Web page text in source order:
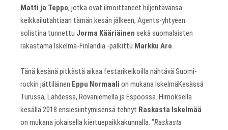
Matti ja Teppo, jotka ovat ilmoittaneet hiljentävänsä
keikkailutahtiaan tämän kesän jälkeen, Agents-yhtyeen
solistina tunnettu Jorma Kääriäinen sekä suomalaisten
rakastama Iskelmä-Finlandia -palkittu Markku Aro.
Tänä kesänä pitkästä aikaa festarikeikoilla nähtävä Suomi-
rockin jättiläinen Eppu Normaali on mukana IskelmäKesässä
Turussa, Lahdessa, Rovaniemellä ja Espoossa. Himoksella
kesällä 2018 ensiesiintymisensä tehnyt Raskasta Iskelmää
on mukana jokaisella kiertuepaikkakunnalla. ”Raskasta